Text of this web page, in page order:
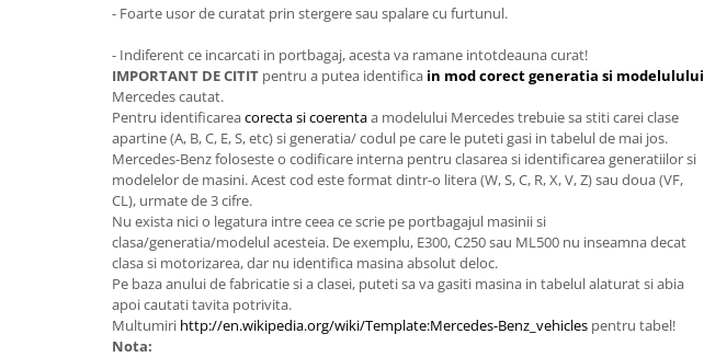
- Foarte usor de curatat prin stergere sau spalare cu furtunul.
- Indiferent ce incarcati in portbagaj, acesta va ramane intotdeauna curat!
IMPORTANT DE CITIT pentru a putea identifica in mod corect generatia si modelulului
Mercedes cautat.
Pentru identificareacorecta si coerentaa modelului Mercedes trebuie sa stiti carei clase
apartine (A, B, C, E, S, etc) si generatia/ codul pe care le puteti gasi in tabelul de mai jos.
Mercedes-Benz foloseste o codificare interna pentru clasarea si identificarea generatiilor si
modelelor de masini. Acest cod este format dintr-o litera (W, S, C, R, X, V, Z) sau doua (VF,
CL), urmate de 3 cifre.
Nu exista nici o legatura intre ceea ce scrie pe portbagajul masinii si
clasa/generatia/modelul acesteia. De exemplu, E300, C250 sau ML500 nu inseamna decat
clasa si motorizarea, dar nu identifica masina absolut deloc.
Pe baza anului de fabricatie si a clasei, puteti sa va gasiti masina in tabelul alaturat si abia
apoi cautati tavita potrivita.
Multumiri http://en.wikipedia.org/wiki/Template:Mercedes-Benz_vehicles pentru tabel!
Nota: